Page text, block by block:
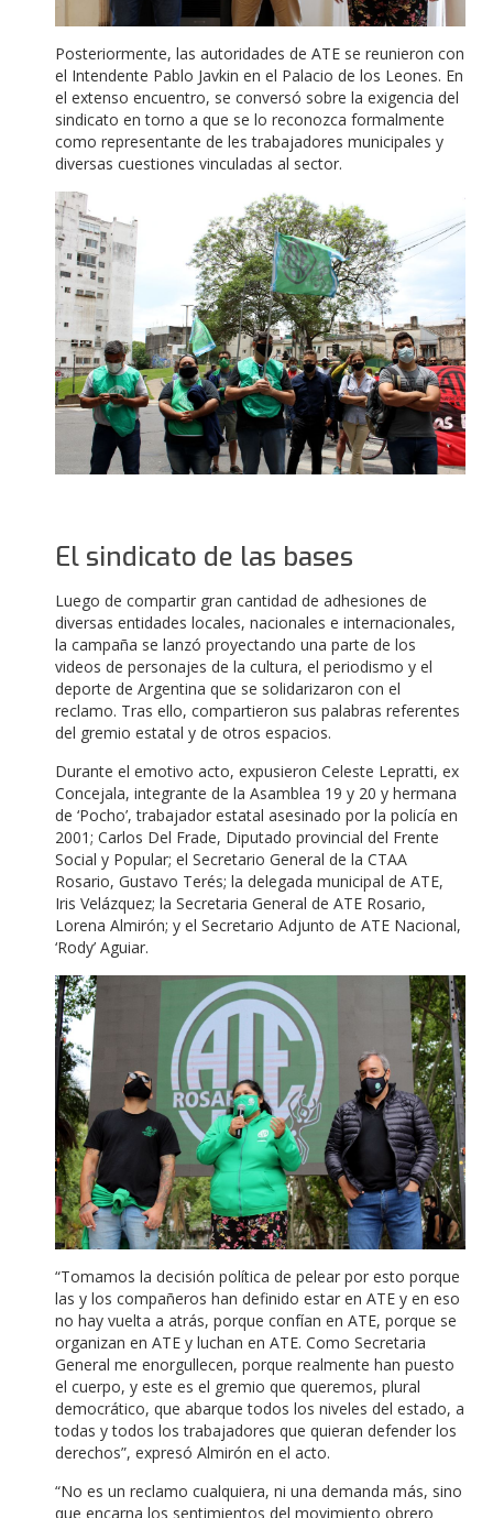
Posteriormente, las autoridades de ATE se reunieron con
el Intendente Pablo Javkin en el Palacio de los Leones. En
el extenso encuentro, se conversó sobre la exigencia del
sindicato en torno a que se lo reconozca formalmente
como representante de les trabajadores municipales y
diversas cuestiones vinculadas al sector.
El sindicato de las bases
Luego de compartir gran cantidad de adhesiones de
diversas entidades locales, nacionales e internacionales,
la campaña se lanzó proyectando una parte de los
videos de personajes de la cultura, el periodismo y el
deporte de Argentina que se solidarizaron con el
reclamo. Tras ello, compartieron sus palabras referentes
del gremio estatal y de otros espacios.
Durante el emotivo acto, expusieron Celeste Lepratti, ex
Concejala, integrante de la Asamblea 19 y 20 y hermana
de ‘Pocho’, trabajador estatal asesinado por la policía en
2001; Carlos Del Frade, Diputado provincial del Frente
Social y Popular; el Secretario General de la CTAA
Rosario, Gustavo Terés; la delegada municipal de ATE,
Iris Velázquez; la Secretaria General de ATE Rosario,
Lorena Almirón; y el Secretario Adjunto de ATE Nacional,
‘Rody’ Aguiar.
“Tomamos la decisión política de pelear por esto porque
las y los compañeros han definido estar en ATE y en eso
no hay vuelta a atrás, porque confían en ATE, porque se
organizan en ATE y luchan en ATE. Como Secretaria
General me enorgullecen, porque realmente han puesto
el cuerpo, y este es el gremio que queremos, plural
democrático, que abarque todos los niveles del estado, a
todas y todos los trabajadores que quieran defender los
derechos”, expresó Almirón en el acto.
“No es un reclamo cualquiera, ni una demanda más, sino
que encarna los sentimientos del movimiento obrero